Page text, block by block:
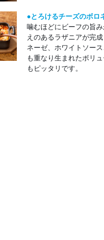
●とろけるチーズのボロ
噛むほどにビーフの旨
えのあるラザニアが完
ネーゼ、ホワイトソー
も重なり生まれたボリ
もピッタリです。